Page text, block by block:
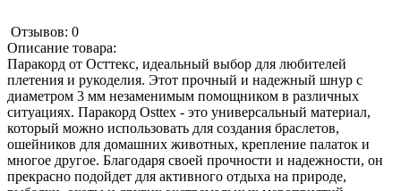
Отзывов: 0
Описание товара:
Паракорд от Осттекс, идеальный выбор для любителей
плетения и рукоделия. Этот прочный и надежный шнур с
диаметром 3 мм незаменимым помощником в различных
ситуациях. Паракорд Osttex - это универсальный материал,
который можно использовать для создания браслетов,
ошейников для домашних животных, крепление палаток и
многое другое. Благодаря своей прочности и надежности, он
прекрасно подойдет для активного отдыха на природе,